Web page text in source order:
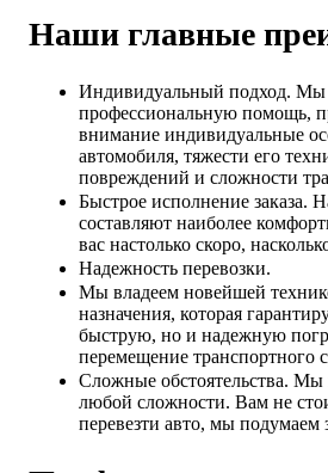
Наши главные
Индивидуальный подход. Мы
профессиональную помощь,
внимание индивидуальные
автомобиля, тяжести его
повреждений и сложности
Быстрое исполнение заказа.
составляют наиболее
вас настолько скоро,
Надежность перевозки.
Мы владеем новейшей
назначения, которая
быструю, но и надежную
перемещение транспортного
Сложные обстоятельства. Мы
любой сложности. Вам не
перевезти авто, мы подумаем